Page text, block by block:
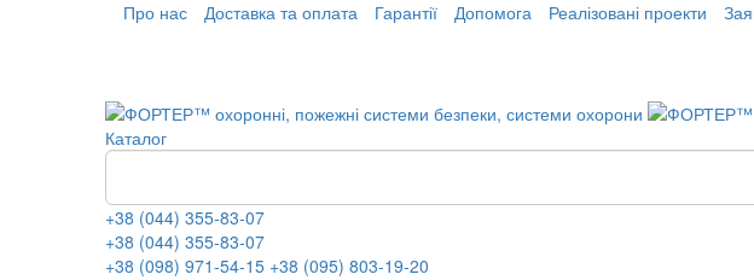
Про нас Доставка та оплата Гарантії Допомога Реалізовані проекти
Каталог
+38 (044) 355-83-07
+38 (044) 355-83-07
+38 (098) 971-54-15 +38 (095) 803-19-20